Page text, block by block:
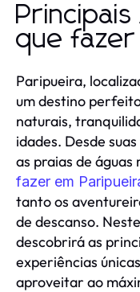
que
Paripueira,
um destino
naturais,
idades. Desde
as praias de
fazer em
tanto os
de descanso.
descobrirá as
experiências
aproveitar ao